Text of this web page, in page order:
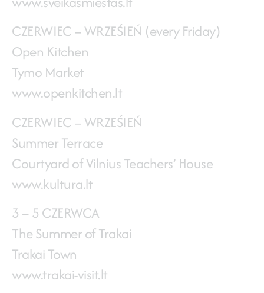
CZERWIEC – WRZEŚIEŃ (every Friday)
Open Kitchen
Tymo Market
www.openkitchen.lt
CZERWIEC – WRZEŚIEŃ
Summer Terrace
Courtyard of Vilnius Teachers’ House
www.kultura.lt
3 – 5 CZERWCA
The Summer of Trakai
Trakai Town
www.trakai-visit.lt